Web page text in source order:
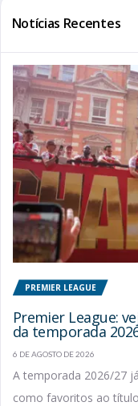
Notícias Recentes
PREMIER LEAGUE
Premier League:
da temporada
6 DE AGOSTO DE 2026
A temporada 2026/27
como favoritos ao